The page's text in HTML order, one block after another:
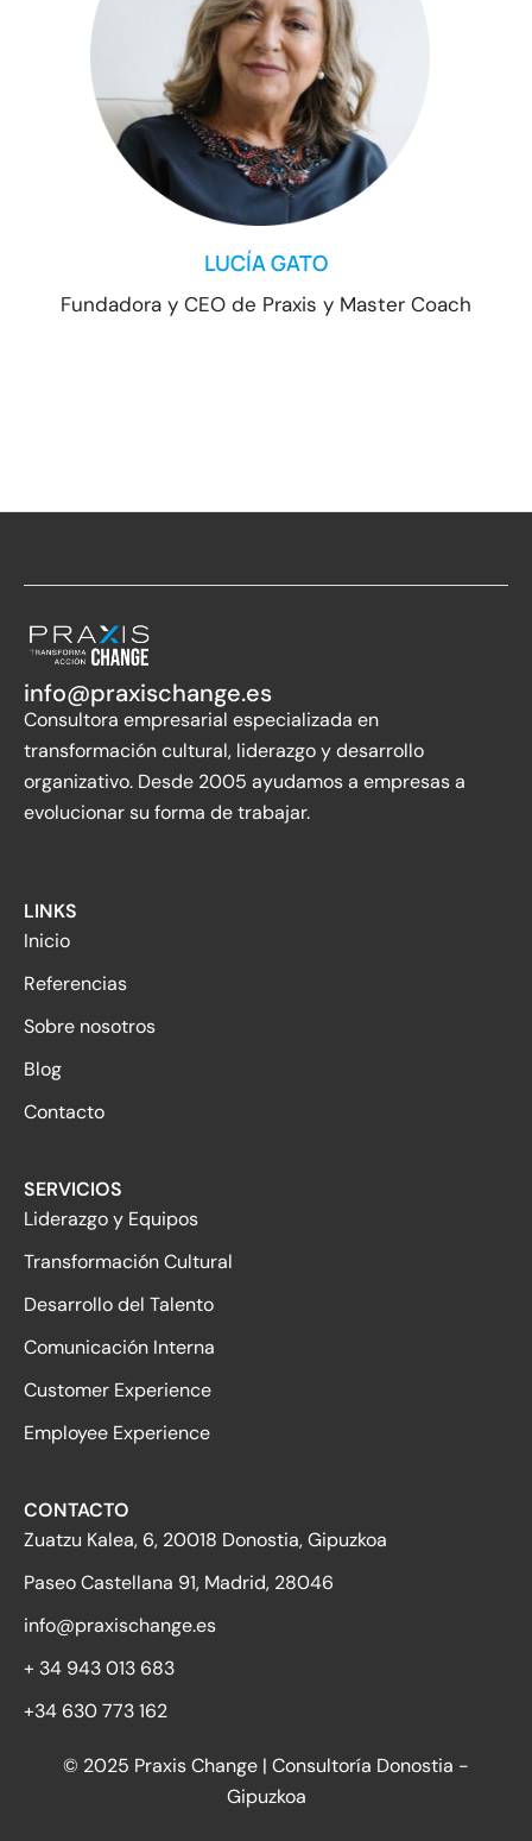
LUCÍA GATO
Fundadora y CEO de Praxis y Master Coach
info@praxischange.es
Consultora empresarial especializada en
transformación cultural, liderazgo y desarrollo
organizativo. Desde 2005 ayudamos a empresas a
evolucionar su forma de trabajar.
LINKS
Inicio
Referencias
Sobre nosotros
Blog
Contacto
SERVICIOS
Liderazgo y Equipos
Transformación Cultural
Desarrollo del Talento
Comunicación Interna
Customer Experience
Employee Experience
CONTACTO
Zuatzu Kalea, 6, 20018 Donostia, Gipuzkoa
Paseo Castellana 91, Madrid, 28046
info@praxischange.es
+ 34 943 013 683
+34 630 773 162
© 2025 Praxis Change | Consultoría Donostia -
Gipuzkoa